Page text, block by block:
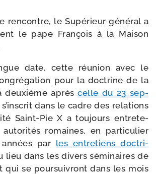
ren­contre, le Supérieur géné­ral a
le pape François à la Maison
date, cette réunion avec le
pour la doc­trine de la
deuxième aprèscelle du 23 sep­
dans le cadre des rela­tions
Saint-​Pie X a tou­jours entre­te­
romaines, en par­ti­cu­lier
par les entre­tiens doc­tri­
lieu dans les divers sémi­naires de
qui se pour­sui­vront dans les mois